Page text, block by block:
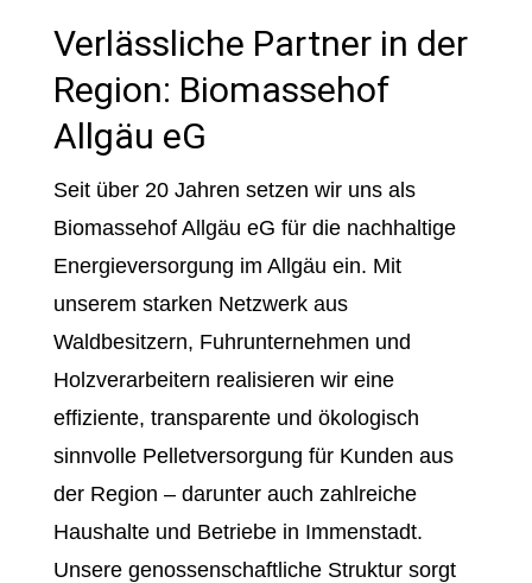
Verlässliche Partner in der
Region: Biomassehof
Allgäu eG
Seit über 20 Jahren setzen wir uns als
Biomassehof Allgäu eG für die nachhaltige
Energieversorgung im Allgäu ein. Mit
unserem starken Netzwerk aus
Waldbesitzern, Fuhrunternehmen und
Holzverarbeitern realisieren wir eine
effiziente, transparente und ökologisch
sinnvolle Pelletversorgung für Kunden aus
der Region – darunter auch zahlreiche
Haushalte und Betriebe in Immenstadt.
Unsere genossenschaftliche Struktur sorgt